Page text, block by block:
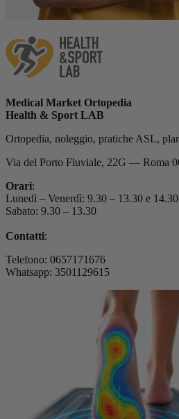
Medical Market Ortopedia
Health & Sport LAB
Ortopedia, noleggio, pratiche ASL,
Via del Porto Fluviale, 22G — Roma
Orari:
Lunedì – Venerdì: 9.30 – 13.30 e
Sabato: 9.30 – 13.30
Contatti:
Telefono: 0657171676
Whatsapp: 3501129615